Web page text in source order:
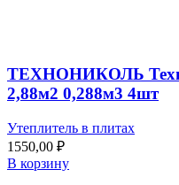
ТЕХНОНИКОЛЬ
2,88м2 0,288м3 4шт
Утеплитель в плитах
1550,00 ₽
В корзину